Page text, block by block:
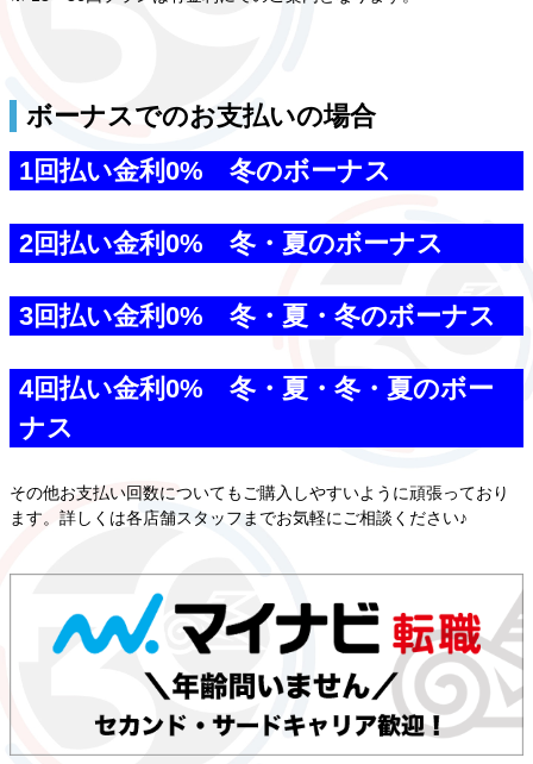
ボーナスでのお支払いの場合
1回払い金利0% 冬のボーナス
2回払い金利0% 冬・夏のボーナス
3回払い金利0% 冬・夏・冬のボーナス
4回払い金利0% 冬・夏・冬・夏のボー
ナス
その他お支払い回数についてもご購入しやすいように頑張っており
ます。詳しくは各店舗スタッフまでお気軽にご相談ください♪